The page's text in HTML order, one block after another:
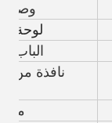
وصلة
لوحة
الباب
نافذة من
من